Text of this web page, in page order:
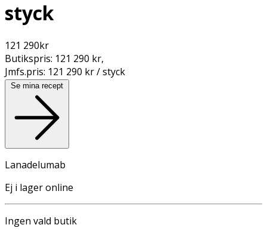
styck
121 290kr
Butikspris: 121 290 kr,
Jmfs.pris: 121 290 kr / styck
Se mina recept
Lanadelumab
Ej i lager online
Ingen vald butik